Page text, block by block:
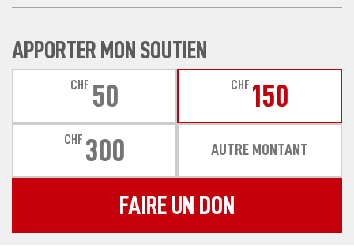
APPORTER MON SOUTIEN
CHF 50 CHF 150
CHF 300 AUTRE MONTANT
FAIRE UN DON